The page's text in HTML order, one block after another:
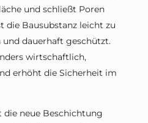
und schließt Poren
die Bausubstanz leicht zu
dauerhaft geschützt.
wirtschaftlich,
erhöht die Sicherheit im
die neue Beschichtung